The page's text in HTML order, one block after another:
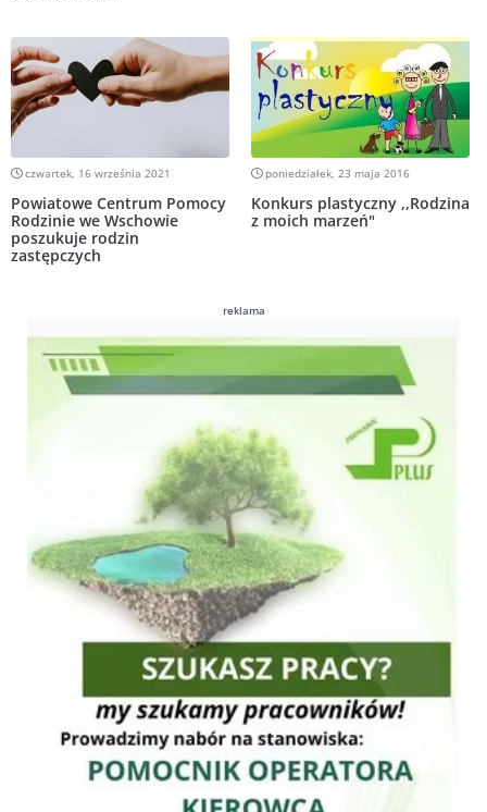
czwartek, 16 września 2021
Powiatowe Centrum Pomocy
Rodzinie we Wschowie
poszukuje rodzin
zastępczych
poniedziałek, 23 maja 2016
Konkurs plastyczny ,,Rodzina
z moich marzeń"
reklama